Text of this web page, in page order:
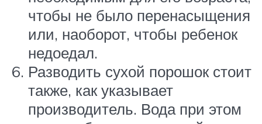
чтобы не было перенасыщения
или, наоборот, чтобы ребенок
недоедал.
Разводить сухой порошок стоит
также, как указывает
производитель. Вода при этом